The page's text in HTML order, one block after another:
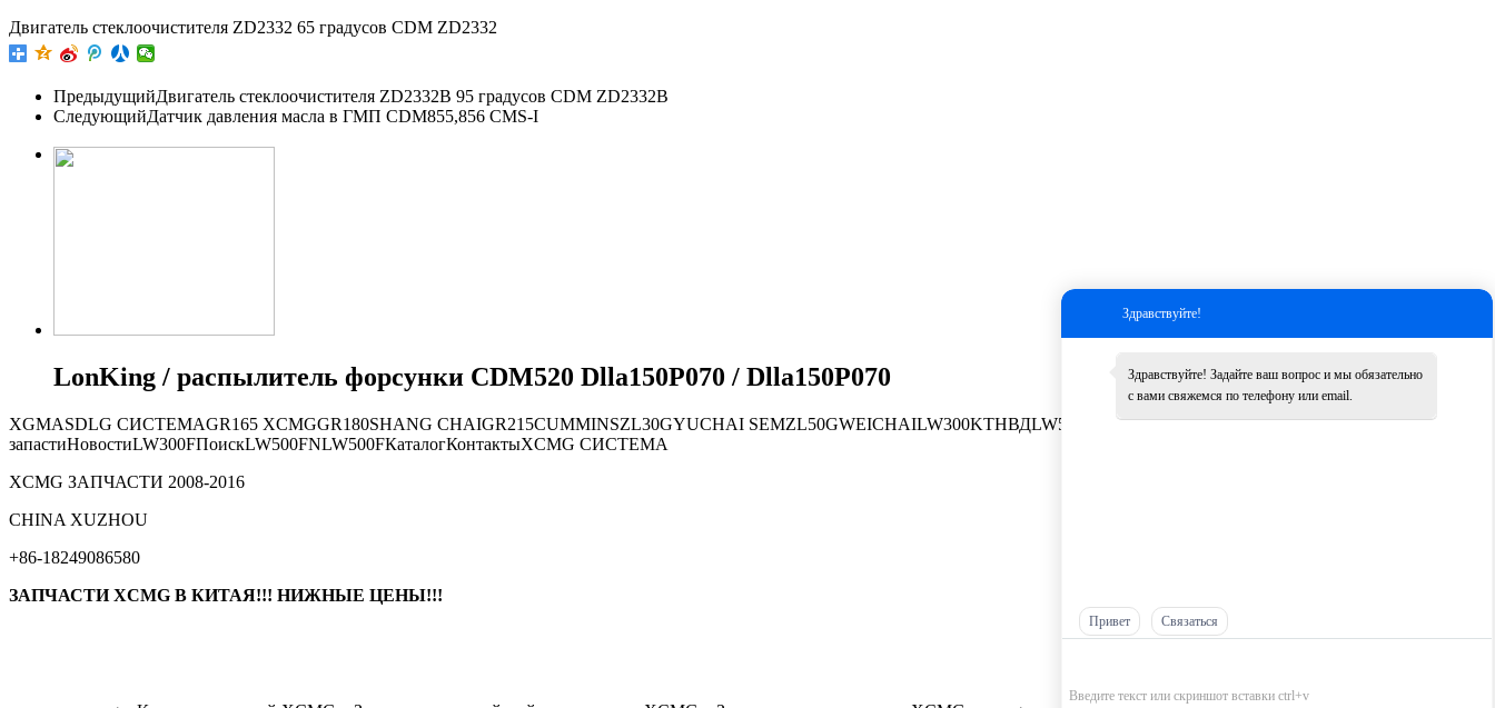
Двигатель стеклоочистителя ZD2332 65 градусов CDM ZD2332
ПредыдущийДвигатель стеклоочистителя ZD2332B 95 градусов CDM ZD2332B
СледующийДатчик давления масла в ГМП CDM855,856 CMS-I
LonKing / распылитель форсунки CDM520 Dlla150P070 / Dlla150P070
XGMASDLG СИСТЕМАGR165 XCMGGR180SHANG CHAIGR215CUMMINSZL30GYUCHAI SEMZL50GWEICHAILW300KТНВДLW500K
Другие
запастиНовостиLW300FПоискLW500FNLW500FКаталогКонтактыXCMG СИСТЕМА
XCMG ЗАПЧАСТИ 2008-2016
Здравствуйте!
Здравствуйте! Задайте ваш вопрос и мы обязательно
с вами свяжемся по телефону или email.
Привет Связаться
СHINA XUZHOU
+86-18249086580
ЗАПЧАСТИ XCMG В КИТАЯ!!! НИЖНЫЕ ЦЕНЫ!!!